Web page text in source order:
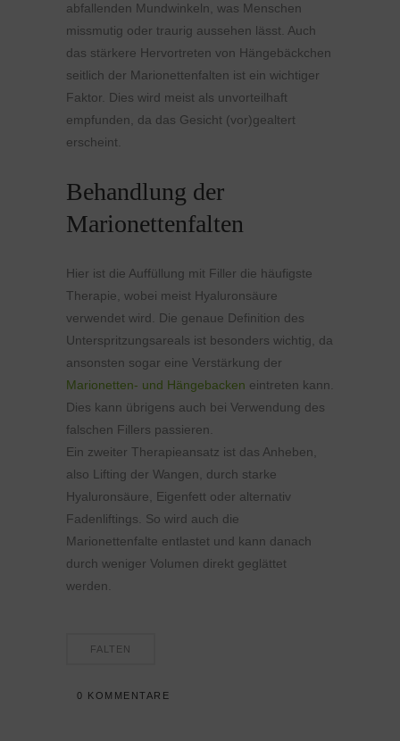
abfallenden Mundwinkeln, was Menschen
missmutig oder traurig aussehen lässt. Auch
das stärkere Hervortreten von Hängebäckchen
seitlich der Marionettenfalten ist ein wichtiger
Faktor. Dies wird meist als unvorteilhaft
empfunden, da das Gesicht (vor)gealtert
erscheint.
Behandlung der
Marionettenfalten
Hier ist die Auffüllung mit Filler die häufigste
Therapie, wobei meist Hyaluronsäure
verwendet wird. Die genaue Definition des
Unterspritzungsareals ist besonders wichtig, da
ansonsten sogar eine Verstärkung der
Marionetten- und Hängebacken eintreten kann.
Dies kann übrigens auch bei Verwendung des
falschen Fillers passieren.
Ein zweiter Therapieansatz ist das Anheben,
also Lifting der Wangen, durch starke
Hyaluronsäure, Eigenfett oder alternativ
Fadenliftings. So wird auch die
Marionettenfalte entlastet und kann danach
durch weniger Volumen direkt geglättet
werden.
FALTEN
0 KOMMENTARE